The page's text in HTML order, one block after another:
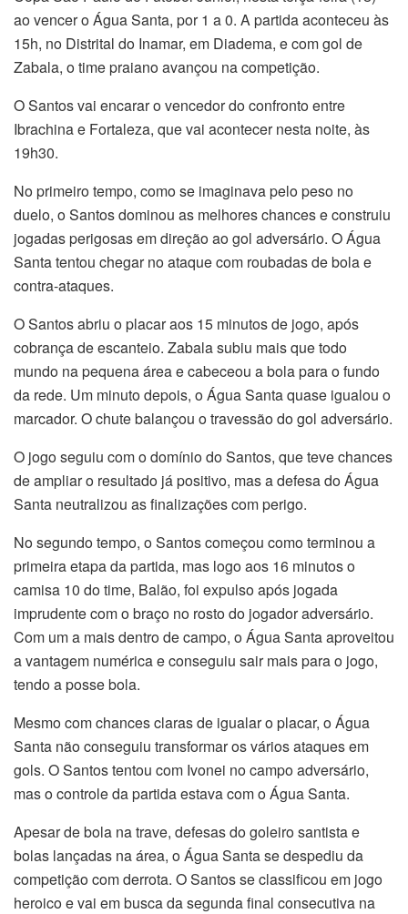
ao vencer o Água Santa, por 1 a 0. A partida aconteceu às
15h, no Distrital do Inamar, em Diadema, e com gol de
Zabala, o time praiano avançou na competição.
O Santos vai encarar o vencedor do confronto entre
Ibrachina e Fortaleza, que vai acontecer nesta noite, às
19h30.
No primeiro tempo, como se imaginava pelo peso no
duelo, o Santos dominou as melhores chances e construiu
jogadas perigosas em direção ao gol adversário. O Água
Santa tentou chegar no ataque com roubadas de bola e
contra-ataques.
O Santos abriu o placar aos 15 minutos de jogo, após
cobrança de escanteio. Zabala subiu mais que todo
mundo na pequena área e cabeceou a bola para o fundo
da rede. Um minuto depois, o Água Santa quase igualou o
marcador. O chute balançou o travessão do gol adversário.
O jogo seguiu com o domínio do Santos, que teve chances
de ampliar o resultado já positivo, mas a defesa do Água
Santa neutralizou as finalizações com perigo.
No segundo tempo, o Santos começou como terminou a
primeira etapa da partida, mas logo aos 16 minutos o
camisa 10 do time, Balão, foi expulso após jogada
imprudente com o braço no rosto do jogador adversário.
Com um a mais dentro de campo, o Água Santa aproveitou
a vantagem numérica e conseguiu sair mais para o jogo,
tendo a posse bola.
Mesmo com chances claras de igualar o placar, o Água
Santa não conseguiu transformar os vários ataques em
gols. O Santos tentou com Ivonei no campo adversário,
mas o controle da partida estava com o Água Santa.
Apesar de bola na trave, defesas do goleiro santista e
bolas lançadas na área, o Água Santa se despediu da
competição com derrota. O Santos se classificou em jogo
heroico e vai em busca da segunda final consecutiva na